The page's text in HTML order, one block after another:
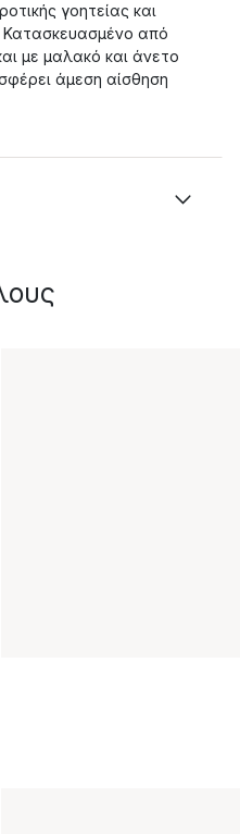
γοητείας και
Κατασκευασμένο από
με μαλακό και άνετο
άμεση αίσθηση